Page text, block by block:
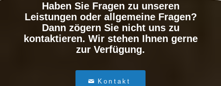
Haben Sie Fragen zu unseren
Leistungen oder allgemeine Fragen?
Dann zögern Sie nicht uns zu
kontaktieren. Wir stehen Ihnen gerne
zur Verfügung.
Kontakt